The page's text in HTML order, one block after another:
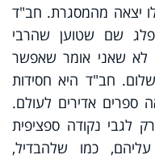
יצאה מהמסגרת. חב"ד
שם שטוען שהרבי
לא שאני אומר שאפשר
חב"ד היא חסידות
ספרים אדירים לעולם.
לגבי נקודה ספציפית
כמו שלהבדיל,